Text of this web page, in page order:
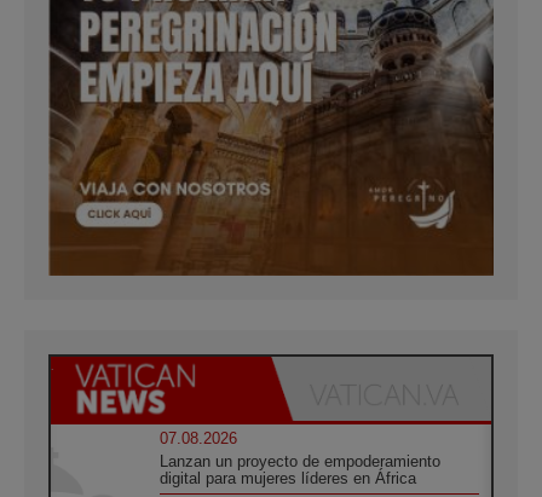
07.08.2026
Lanzan un proyecto de empoderamiento
digital para mujeres líderes en África